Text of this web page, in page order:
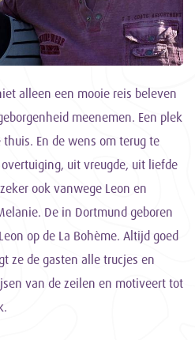
alleen een mooie reis beleven
meenemen. Een plek
En de wens om terug te
uit vreugde, uit liefde
ook vanwege Leon en
De in Dortmund geboren
op de La Bohème. Altijd goed
ze de gasten alle trucjes en
van de zeilen en motiveert tot